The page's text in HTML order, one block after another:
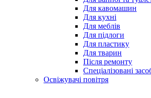
Для кавомашин
Для кухні
Для меблів
Для підлоги
Для пластику
Для тварин
Після ремонту
Спеціалізовані
Освіжувачі повітря